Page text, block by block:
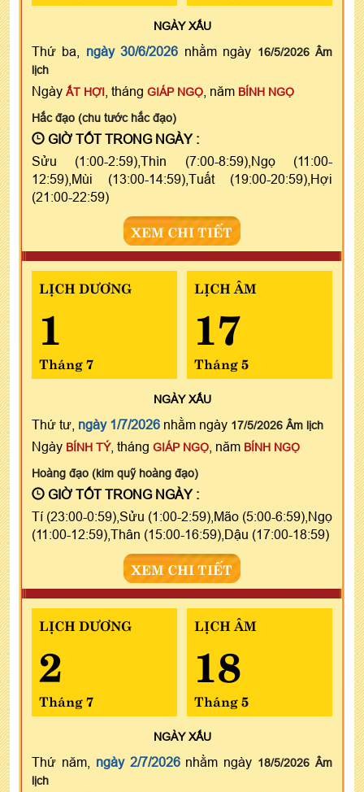
NGÀYXẤU
Thứ ba, ngày 30/6/2026 nhằm ngày 16/5/2026 Âm
lịch
Ngày ẤT HỢI , tháng GIÁP NGỌ , năm BÍNH NGỌ
Hắc đạo (chu tước hắc đạo)
GIỜ TỐT TRONG NGÀY :
Sửu (1:00-2:59),Thìn (7:00-8:59),Ngọ (11:00-
12:59),Mùi (13:00-14:59),Tuất (19:00-20:59),Hợi
(21:00-22:59)
XEM CHI TIẾT
LỊCH DƯƠNG
1
Tháng 7
LỊCH ÂM
17
Tháng 5
NGÀYXẤU
Thứ tư, ngày 1/7/2026 nhằm ngày 17/5/2026 Âm lịch
Ngày BÍNH TÝ, tháng GIÁP NGỌ , năm BÍNH NGỌ
Hoàng đạo (kim quỹ hoàng đạo)
GIỜ TỐT TRONG NGÀY :
Tí (23:00-0:59),Sửu (1:00-2:59),Mão (5:00-6:59),Ngọ
(11:00-12:59),Thân (15:00-16:59),Dậu (17:00-18:59)
XEM CHI TIẾT
LỊCH DƯƠNG
2
Tháng 7
LỊCH ÂM
18
Tháng 5
NGÀYXẤU
Thứ năm, ngày 2/7/2026nhằm ngày 18/5/2026 Âm
lịch